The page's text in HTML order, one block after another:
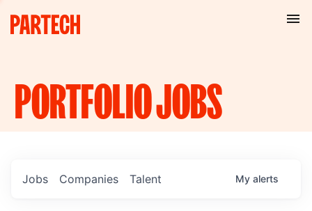
PORTFOLIOJOBS
Jobs Companies Talent My alerts